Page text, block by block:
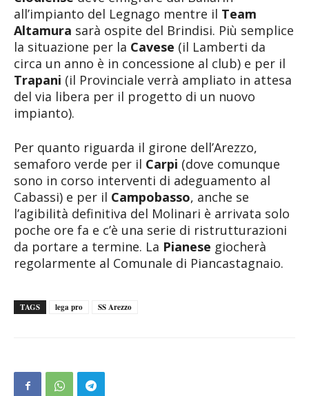
all’impianto del Legnago mentre il Team
Altamura sarà ospite del Brindisi. Più semplice
la situazione per la Cavese (il Lamberti da
circa un anno è in concessione al club) e per il
Trapani (il Provinciale verrà ampliato in attesa
del via libera per il progetto di un nuovo
impianto).
Per quanto riguarda il girone dell’Arezzo,
semaforo verde per il Carpi (dove comunque
sono in corso interventi di adeguamento al
Cabassi) e per il Campobasso, anche se
l’agibilità definitiva del Molinari è arrivata solo
poche ore fa e c’è una serie di ristrutturazioni
da portare a termine. La Pianese giocherà
regolarmente al Comunale di Piancastagnaio.
TAGS lega pro SS Arezzo